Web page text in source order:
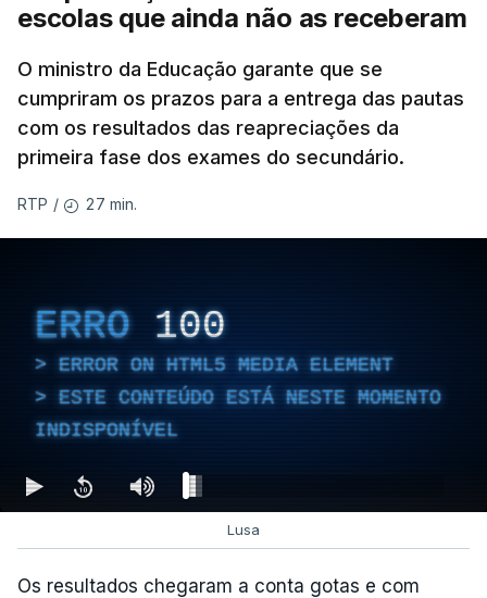
escolas que ainda não as receberam
O ministro da Educação garante que se
cumpriram os prazos para a entrega das pautas
com os resultados das reapreciações da
primeira fase dos exames do secundário.
RTP / 27 min.
ERRO 100
ERROR ON HTML5 MEDIA ELEMENT
ESTE CONTEÚDO ESTÁ NESTE MOMENTO
INDISPONÍVEL
Lusa
Os resultados chegaram a conta gotas e com